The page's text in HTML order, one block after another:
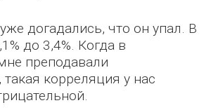
догадались, что он упал. В
до 3,4%. Когда в
преподавали
корреляция у нас